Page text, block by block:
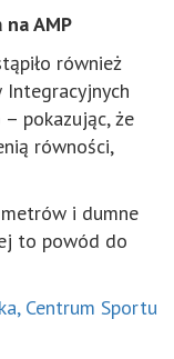
AMP
również
pokazując, że
równości,
i dumne
to powód do
Centrum Sportu